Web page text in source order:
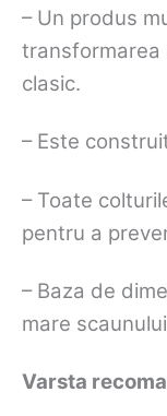
– Un produs
transformarea
clasic.
– Este
– Toate
pentru a
– Baza de
mare
Varsta